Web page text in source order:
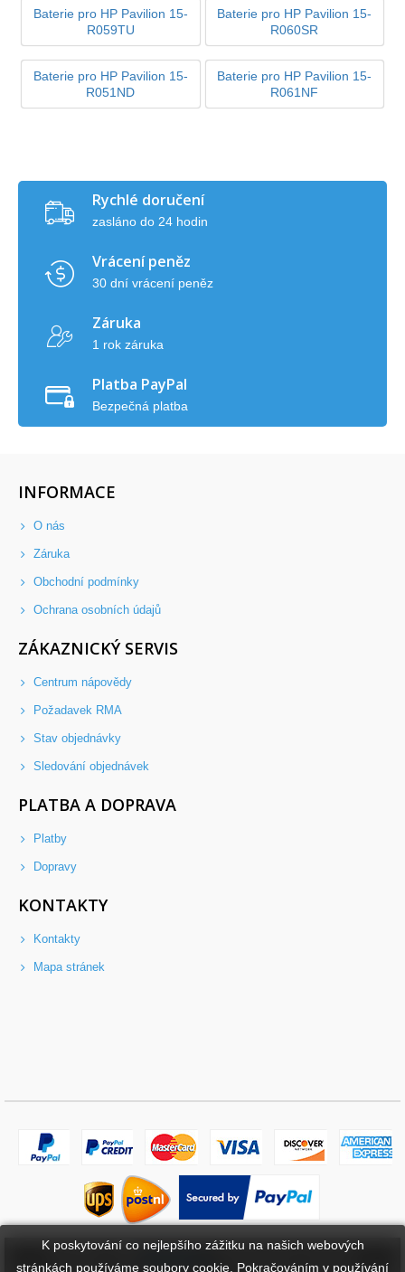
Baterie pro HP Pavilion 15-
R059TU
Baterie pro HP Pavilion 15-
R060SR
Baterie pro HP Pavilion 15-
R051ND
Baterie pro HP Pavilion 15-
R061NF
Rychlé doručení
zasláno do 24 hodin
Vrácení peněz
30 dní vrácení peněz
Záruka
1 rok záruka
Platba PayPal
Bezpečná platba
INFORMACE
O nás
Záruka
Obchodní podmínky
Ochrana osobních údajů
ZÁKAZNICKÝ SERVIS
Centrum nápovědy
Požadavek RMA
Stav objednávky
Sledování objednávek
PLATBA A DOPRAVA
Platby
Dopravy
KONTAKTY
Kontakty
Mapa stránek
K poskytování co nejlepšího zážitku na našich webových
stránkách používáme soubory cookie. Pokračováním v používání